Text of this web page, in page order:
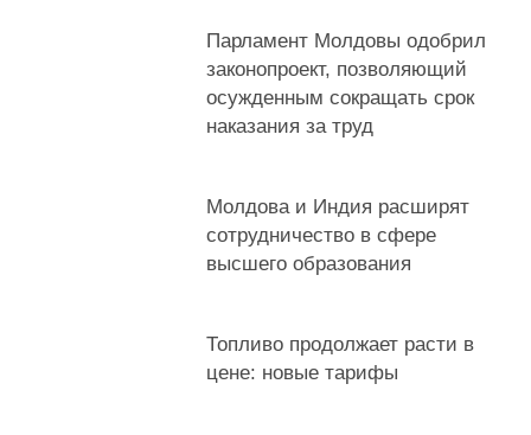
Парламент Молдовы одобрил
законопроект, позволяющий
осужденным сокращать срок
наказания за труд
Молдова и Индия расширят
сотрудничество в сфере
высшего образования
Топливо продолжает расти в
цене: новые тарифы